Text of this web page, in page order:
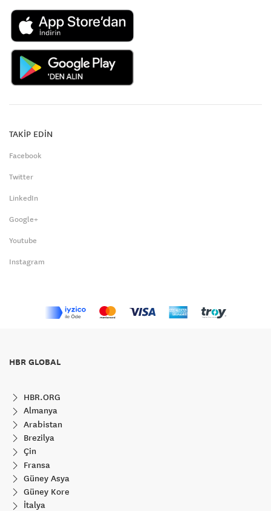
TAKİP EDİN
Facebook
Twitter
LinkedIn
Google+
Youtube
Instagram
HBR GLOBAL
HBR.ORG
Almanya
Arabistan
Brezilya
Çin
Fransa
Güney Asya
Güney Kore
İtalya